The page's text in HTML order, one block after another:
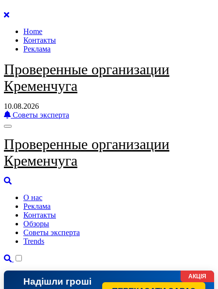
Перейти
содержанию
Home
Контакты
Реклама
Проверенные организации
Кременчуга
10.08.2026
Советы эксперта
Проверенные организации
Кременчуга
О нас
Реклама
Контакты
Обзоры
Советы эксперта
Trends
Надішли гроші
АКЦІЯ